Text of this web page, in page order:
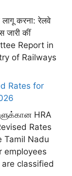
लागू करना: रेलवे
जारी कीं
Report in
of Railways
Rates for
HRA
Rates
Tamil Nadu
employees
classified